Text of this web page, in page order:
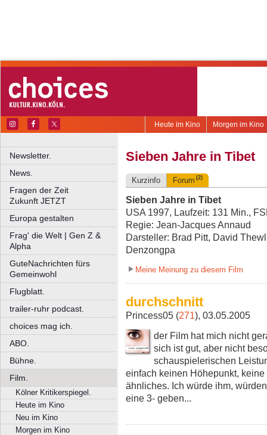
Morgen im Kino
Heute im Kino
Newsletter.
News.
Fragen der Zeit
Zukunft JETZT
Europa gestalten
Frag' die Welt | Gen Z &
Alpha
GuteNachrichten fürs
Gemeinwohl
Flugblatt.
trailer-ruhr podcast.
choices mag ich.
ABO.
Bühne.
Film.
Kölner Kritikerspiegel.
Heute im Kino
Neu im Kino
Morgen im Kino
Sieben Jahre in Tibet
Kurzinfo Forum (2)
Sieben Jahre in Tibet
USA 1997, Laufzeit: 131 Min.,
Regie: Jean-Jacques Annaud
Darsteller: Brad Pitt, David
Denzongpa
Meine Meinung zu diesem Film
durchschnitt
Princess05 (271), 03.05.2005
der Film hat mich nicht
sich ist gut, aber nicht
schauspielerischen
einfach keinen Höhepunkt,
ähnliches. Ich würde ihm,
eine 3- geben...